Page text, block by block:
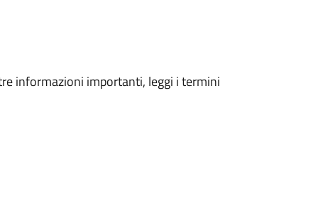
informazioni importanti, leggi i termini